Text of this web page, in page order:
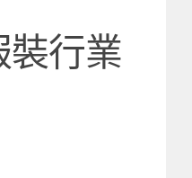
裝行業